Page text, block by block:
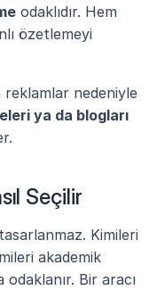
odaklıdır. Hem
özetlemeyi
reklamlar nedeniyle
ya da blogları
Seçilir
Kimileri
akademik
odaklanır. Bir aracı